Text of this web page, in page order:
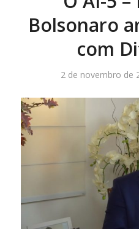
Bolsonaro
com
2 de novembro de